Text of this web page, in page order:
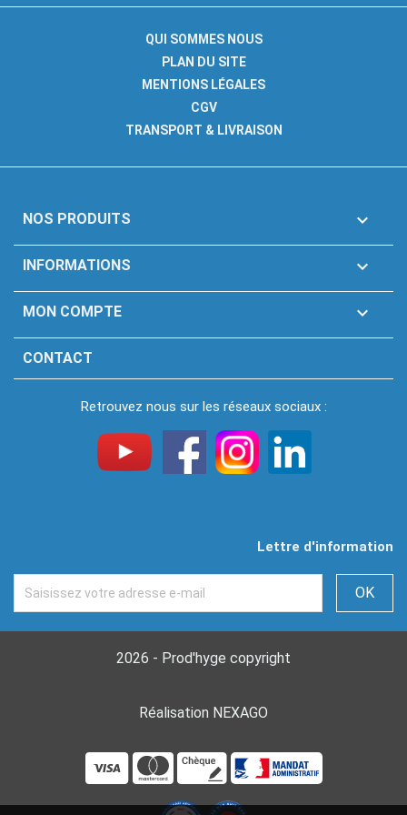
QUI SOMMES NOUS
PLAN DU SITE
MENTIONS LÉGALES
CGV
TRANSPORT & LIVRAISON
NOS PRODUITS 
INFORMATIONS 
MON COMPTE 
CONTACT
Retrouvez nous sur les réseaux sociaux :
Lettre d'information
2026 - Prod'hyge copyright
Réalisation NEXAGO